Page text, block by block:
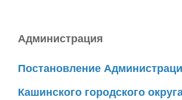
Администрация
Постановление
Кашинского городского